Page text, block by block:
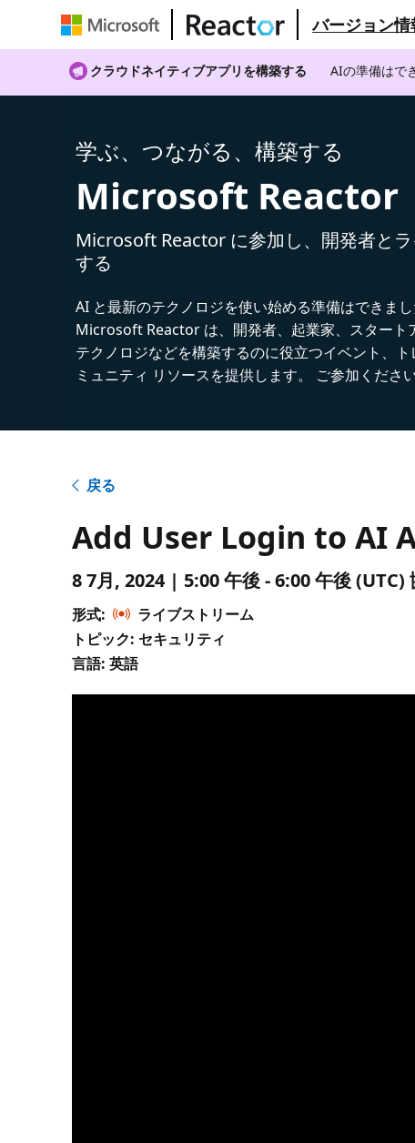
バージョン情
クラウドネイティブアプリを構築する AIの準備はで
学ぶ、つながる、構築する
Microsoft Reactor
Microsoft Reactor に参加し、開発者と
する
AI と最新のテクノロジを使い始める準備はできま
Microsoft Reactor は、開発者、起業家、スタート
テクノロジなどを構築するのに役立つイベント、ト
ミュニティ リソースを提供します。 ご参加ください
戻る
Add User Login to AI
8 7月, 2024 | 5:00 午後 - 6:00 午後 (UTC)
形式:
ライブストリーム
トピック: セキュリティ
言語: 英語